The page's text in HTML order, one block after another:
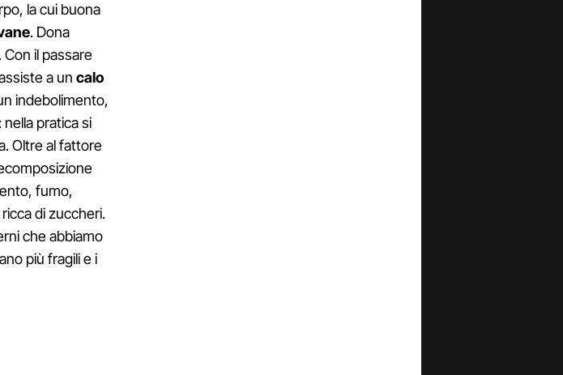
la cui buona
. Dona
il passare
a un calo
indebolimento,
pratica si
Oltre al fattore
fumo,
di zuccheri.
che abbiamo
più fragili e i